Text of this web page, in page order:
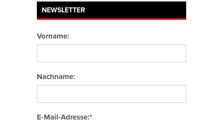
NEWSLETTER
Vorname:
Nachname:
E-Mail-Adresse:*